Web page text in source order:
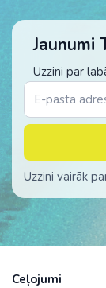
Jaunumi
Uzzini par
Uzzini vairāk
Ceļojumi